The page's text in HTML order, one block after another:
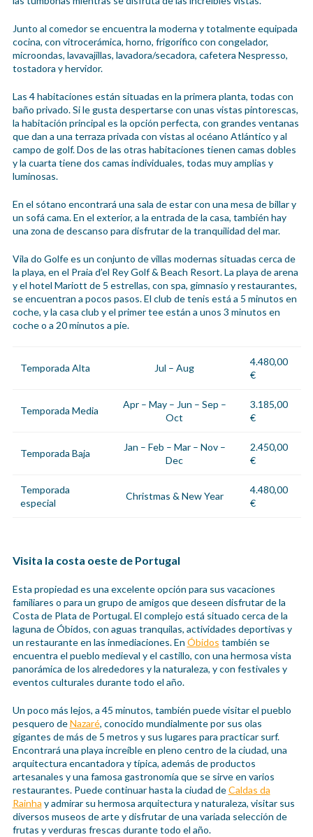
Junto al comedor se encuentra la moderna y totalmente equipada
cocina, con vitrocerámica, horno, frigorífico con congelador,
microondas, lavavajillas, lavadora/secadora, cafetera Nespresso,
tostadora y hervidor.
Las 4 habitaciones están situadas en la primera planta, todas con
baño privado. Si le gusta despertarse con unas vistas pintorescas,
la habitación principal es la opción perfecta, con grandes ventanas
que dan a una terraza privada con vistas al océano Atlántico y al
campo de golf. Dos de las otras habitaciones tienen camas dobles
y la cuarta tiene dos camas individuales, todas muy amplias y
luminosas.
En el sótano encontrará una sala de estar con una mesa de billar y
un sofá cama. En el exterior, a la entrada de la casa, también hay
una zona de descanso para disfrutar de la tranquilidad del mar.
Vila do Golfe es un conjunto de villas modernas situadas cerca de
la playa, en el Praia d’el Rey Golf & Beach Resort. La playa de arena
y el hotel Mariott de 5 estrellas, con spa, gimnasio y restaurantes,
se encuentran a pocos pasos. El club de tenis está a 5 minutos en
coche, y la casa club y el primer tee están a unos 3 minutos en
coche o a 20 minutos a pie.
Temporada Alta Jul – Aug
4.480,00
€
Temporada Media
Apr – May – Jun – Sep –
Oct
3.185,00
€
Temporada Baja
Jan – Feb – Mar – Nov –
Dec
2.450,00
€
Temporada
especial
Christmas & New Year
4.480,00
€
Visita la costa oeste de Portugal
Esta propiedad es una excelente opción para sus vacaciones
familiares o para un grupo de amigos que deseen disfrutar de la
Costa de Plata de Portugal. El complejo está situado cerca de la
laguna de Óbidos, con aguas tranquilas, actividades deportivas y
un restaurante en las inmediaciones. En Óbidos también se
encuentra el pueblo medieval y el castillo, con una hermosa vista
panorámica de los alrededores y la naturaleza, y con festivales y
eventos culturales durante todo el año.
Un poco más lejos, a 45 minutos, también puede visitar el pueblo
pesquero deNazaré, conocido mundialmente por sus olas
gigantes de más de 5 metros y sus lugares para practicar surf.
Encontrará una playa increíble en pleno centro de la ciudad, una
arquitectura encantadora y típica, además de productos
artesanales y una famosa gastronomía que se sirve en varios
restaurantes. Puede continuar hasta la ciudad deCaldas da
Rainha y admirar su hermosa arquitectura y naturaleza, visitar sus
diversos museos de arte y disfrutar de una variada selección de
frutas y verduras frescas durante todo el año.